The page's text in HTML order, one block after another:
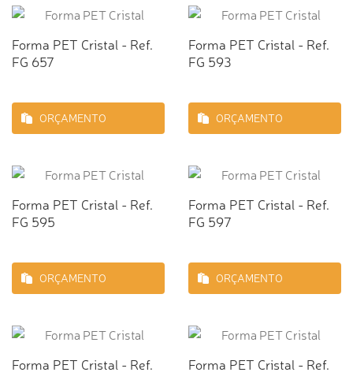
Forma PET Cristal - Ref.
FG 657
ORÇAMENTO
Forma PET Cristal - Ref.
FG 593
ORÇAMENTO
Forma PET Cristal - Ref.
FG 595
ORÇAMENTO
Forma PET Cristal - Ref.
FG 597
ORÇAMENTO
Forma PET Cristal - Ref.
Forma PET Cristal - Ref.